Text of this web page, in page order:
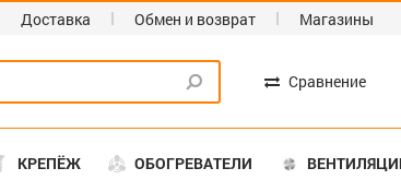
Доставка Обмен и возврат Магазины
Сравнение
КРЕПЁЖ ОБОГРЕВАТЕЛИ